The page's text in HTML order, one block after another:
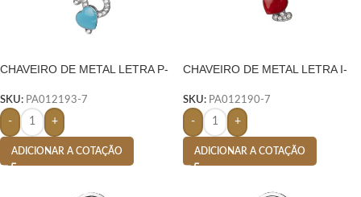
CHAVEIRO DE METAL LETRA P-
SKU: PA012193-7
- +
ADICIONAR A COTAÇÃO
CHAVEIRO DE METAL LETRA I-
SKU: PA012190-7
- +
ADICIONAR A COTAÇÃO